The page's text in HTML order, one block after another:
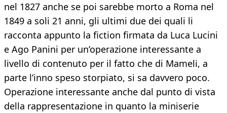
nel 1827 anche se poi sarebbe morto a Roma nel
1849 a soli 21 anni, gli ultimi due dei quali li
racconta appunto la fiction firmata da Luca Lucini
e Ago Panini per un’operazione interessante a
livello di contenuto per il fatto che di Mameli, a
parte l’inno speso storpiato, si sa davvero poco.
Operazione interessante anche dal punto di vista
della rappresentazione in quanto la miniserie